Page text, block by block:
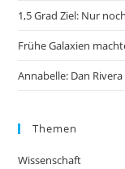
1,5 Grad Ziel: Nur
Frühe Galaxien
Annabelle: Dan
Themen
Wissenschaft